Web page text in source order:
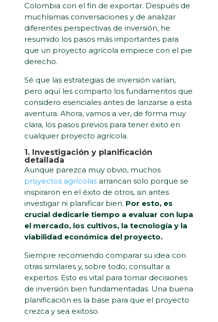
Colombia con el fin de exportar. Después de
muchísimas conversaciones y de analizar
diferentes perspectivas de inversión, he
resumido los pasos más importantes para
que un proyecto agrícola empiece con el pie
derecho.
Sé que las estrategias de inversión varían,
pero aquí les comparto los fundamentos que
considero esenciales antes de lanzarse a esta
aventura. Ahora, vamos a ver, de forma muy
clara, los pasos previos para tener éxito en
cualquier proyecto agrícola.
1. Investigación y planificación
detallada
Aunque parezca muy obvio, muchos
proyectos agrícolas arrancan solo porque se
inspiraron en el éxito de otros, sin antes
investigar ni planificar bien. Por esto, es
crucial dedicarle tiempo a evaluar con lupa
el mercado, los cultivos, la tecnología y la
viabilidad económica del proyecto.
Siempre recomiendo comparar su idea con
otras similares y, sobre todo, consultar a
expertos. Esto es vital para tomar decisiones
de inversión bien fundamentadas. Una buena
planificación es la base para que el proyecto
crezca y sea exitoso.